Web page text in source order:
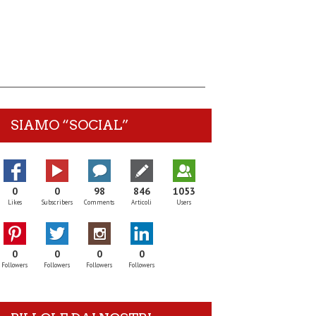
SIAMO “SOCIAL”
0
Likes
0
Subscribers
98
Comments
846
Articoli
1053
Users
0
Followers
0
Followers
0
Followers
0
Followers